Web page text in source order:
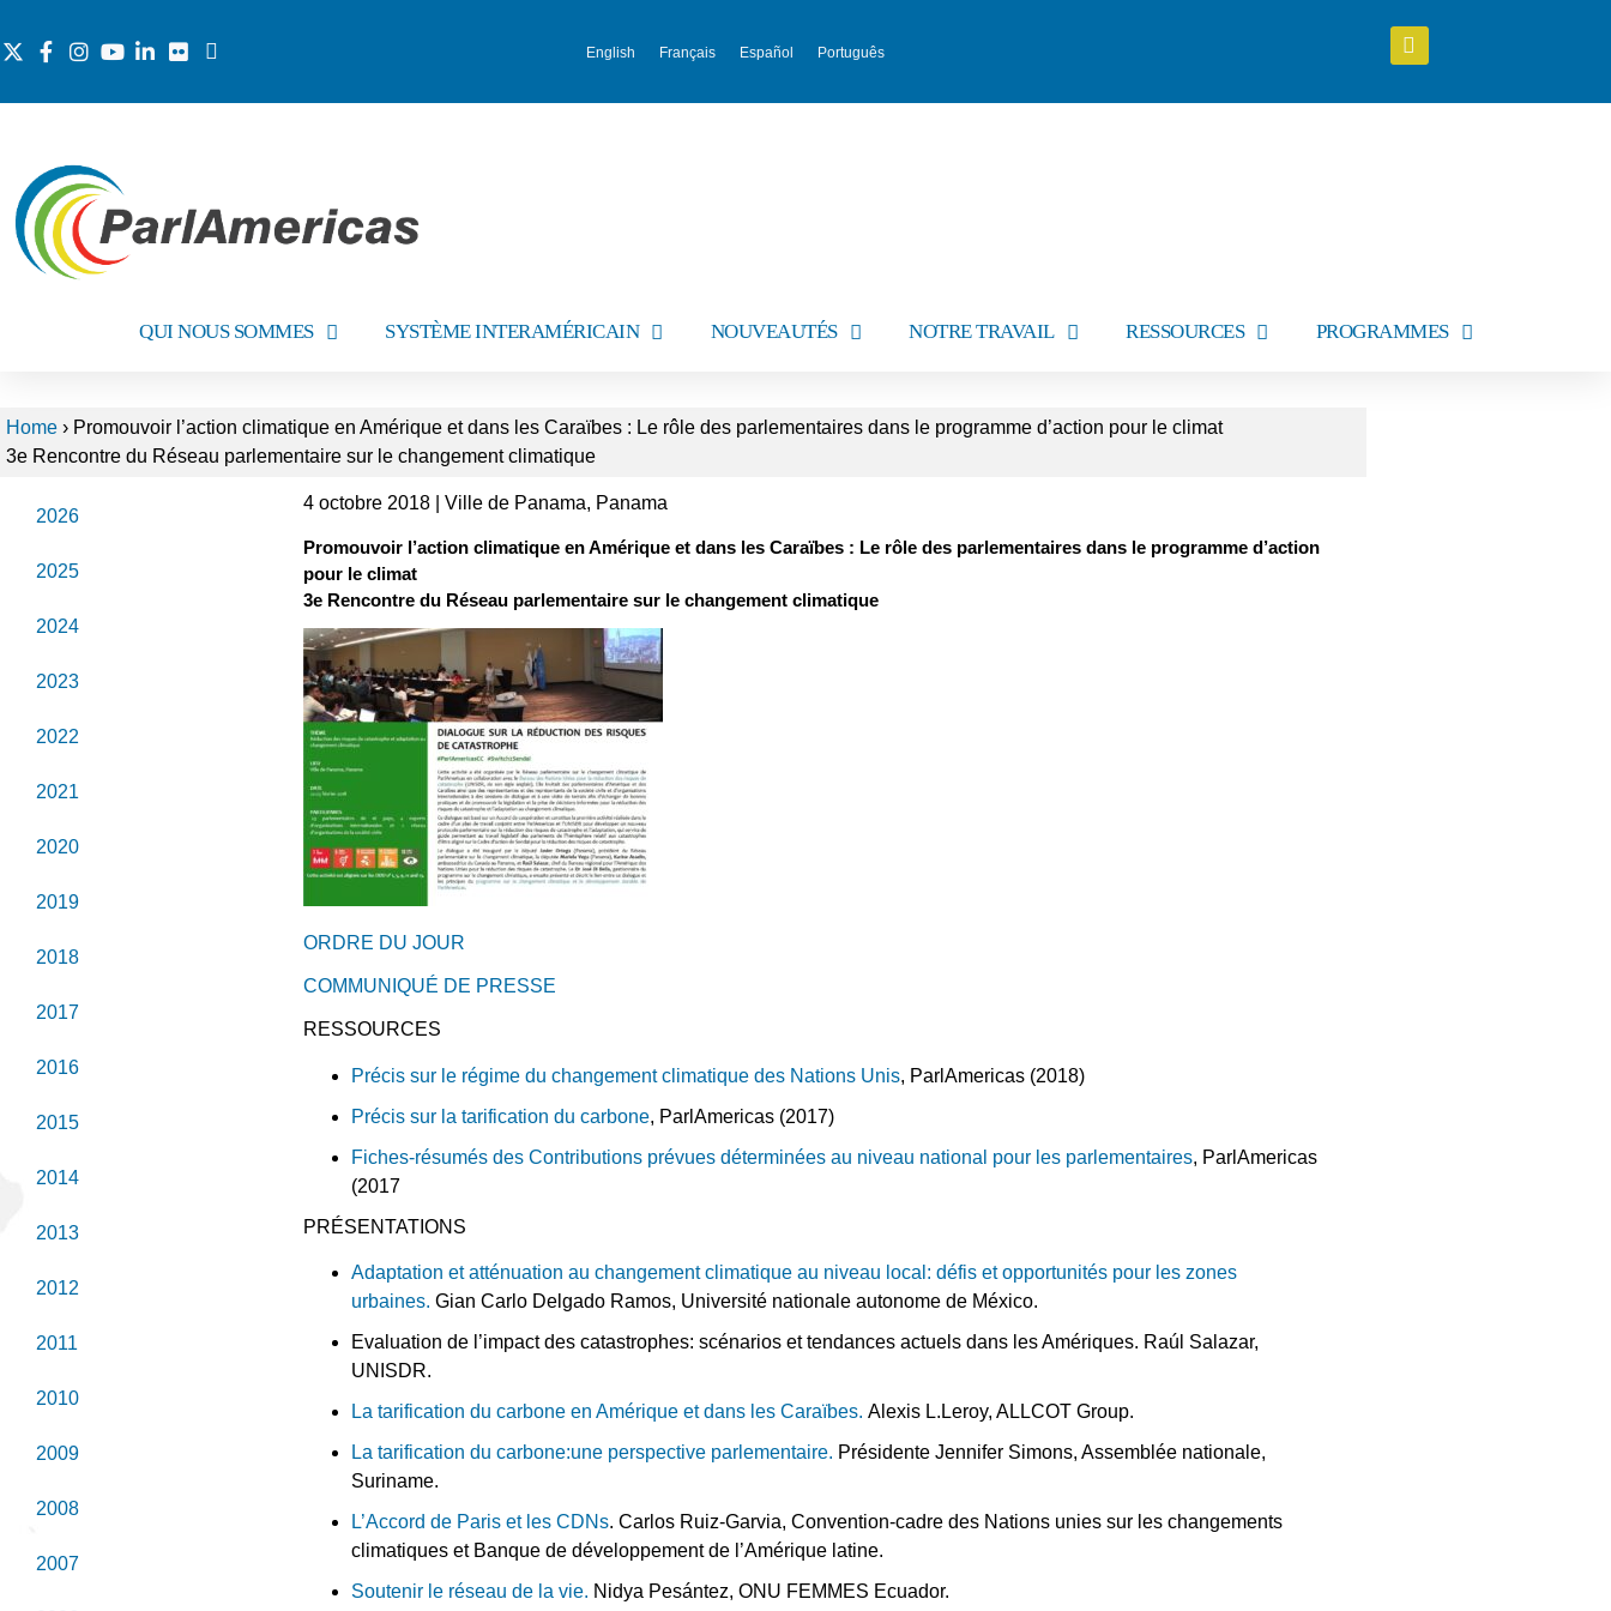
English Français Español Português
QUI NOUS SOMMES SYSTÈME INTERAMÉRICAIN NOUVEAUTÉS NOTRE TRAVAIL RESSOURCES PROGRAMMES
Home › Promouvoir l’action climatique en Amérique et dans les Caraïbes : Le rôle des parlementaires dans le programme d’action pour le climat
3e Rencontre du Réseau parlementaire sur le changement climatique
2026
2025
2024
2023
2022
2021
2020
2019
2018
2017
2016
2015
2014
2013
2012
2011
2010
2009
2008
2007
4 octobre 2018 | Ville de Panama, Panama
Promouvoir l’action climatique en Amérique et dans les Caraïbes : Le rôle des parlementaires dans le programme d’action
pour le climat
3e Rencontre du Réseau parlementaire sur le changement climatique
ORDRE DU JOUR
COMMUNIQUÉ DE PRESSE
RESSOURCES
Précis sur le régime du changement climatique des Nations Unis, ParlAmericas (2018)
Précis sur la tarification du carbone, ParlAmericas (2017)
Fiches-résumés des Contributions prévues déterminées au niveau national pour les parlementaires, ParlAmericas
(2017
PRÉSENTATIONS
Adaptation et atténuation au changement climatique au niveau local: défis et opportunités pour les zones
urbaines. Gian Carlo Delgado Ramos, Université nationale autonome de México.
Evaluation de l’impact des catastrophes: scénarios et tendances actuels dans les Amériques. Raúl Salazar,
UNISDR.
La tarification du carbone en Amérique et dans les Caraïbes. Alexis L.Leroy, ALLCOT Group.
La tarification du carbone:une perspective parlementaire. Présidente Jennifer Simons, Assemblée nationale,
Suriname.
L’Accord de Paris et les CDNs. Carlos Ruiz-Garvia, Convention-cadre des Nations unies sur les changements
climatiques et Banque de développement de l’Amérique latine.
Soutenir le réseau de la vie. Nidya Pesántez, ONU FEMMES Ecuador.